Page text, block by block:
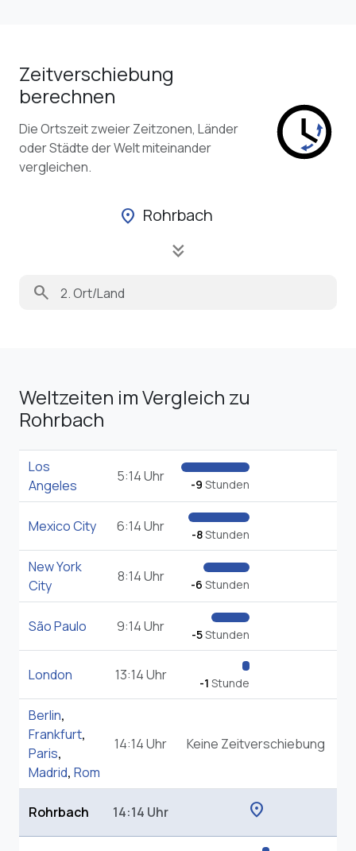
Zeitverschiebung
berechnen
Die Ortszeit zweier Zeitzonen, Länder
oder Städte der Welt miteinander
vergleichen.
location_on Rohrbach
keyboard_double_arrow_down
search
Weltzeiten im Vergleich zu
Rohrbach
Los
Angeles
5:14 Uhr -9 Stunden
Mexico City 6:14 Uhr -8Stunden
New York
City
8:14 Uhr -6 Stunden
São Paulo 9:14 Uhr -5Stunden
London 13:14 Uhr -1 Stunde
Berlin,
Frankfurt,
Paris,
Madrid, Rom
14:14 Uhr Keine Zeitverschiebung
Rohrbach 14:14 Uhr location_on